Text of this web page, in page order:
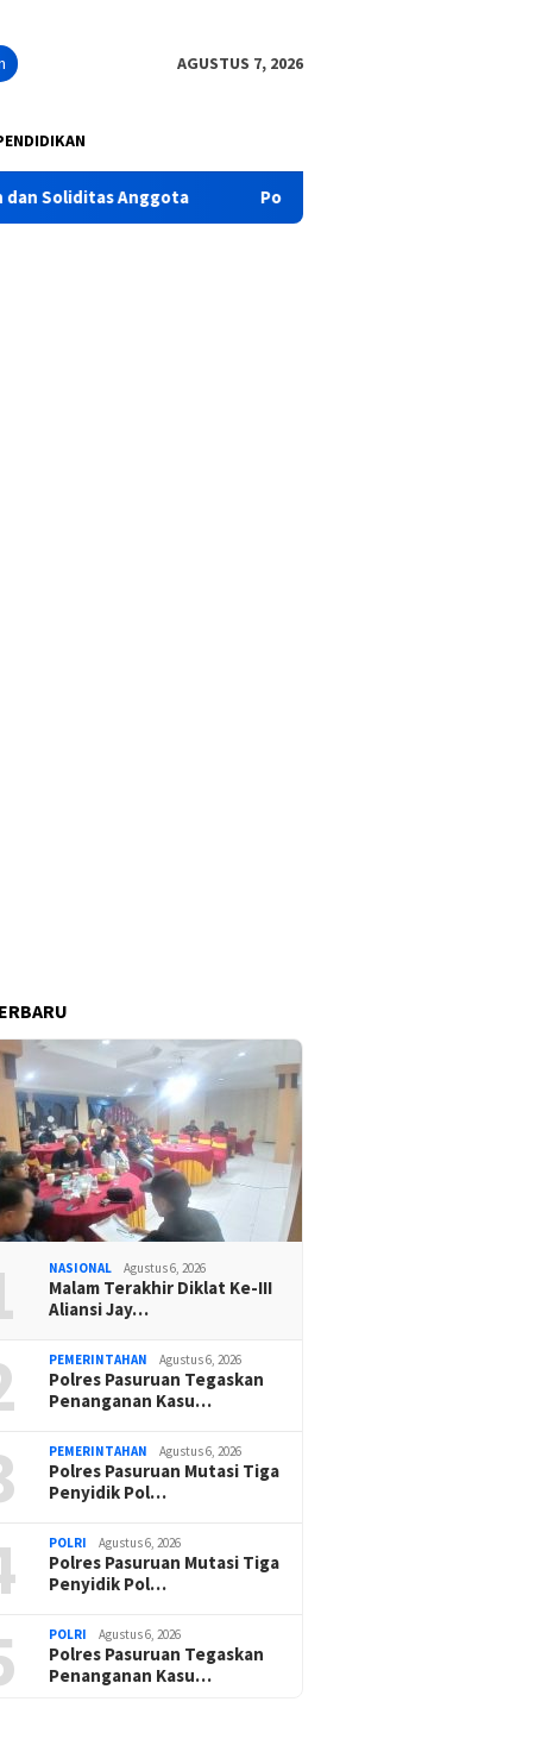
AGUSTUS 7, 2026
Polres Pasuruan Tegaskan Penanganan Kasus Laka
NASIONAL Agustus 6, 2026
Malam Terakhir Diklat Ke-III
Aliansi Jay…
PEMERINTAHAN Agustus 6, 2026
Polres Pasuruan Tegaskan
Penanganan Kasu…
PEMERINTAHAN Agustus 6, 2026
Polres Pasuruan Mutasi Tiga
Penyidik Pol…
POLRI Agustus 6, 2026
Polres Pasuruan Mutasi Tiga
Penyidik Pol…
POLRI Agustus 6, 2026
Polres Pasuruan Tegaskan
Penanganan Kasu…